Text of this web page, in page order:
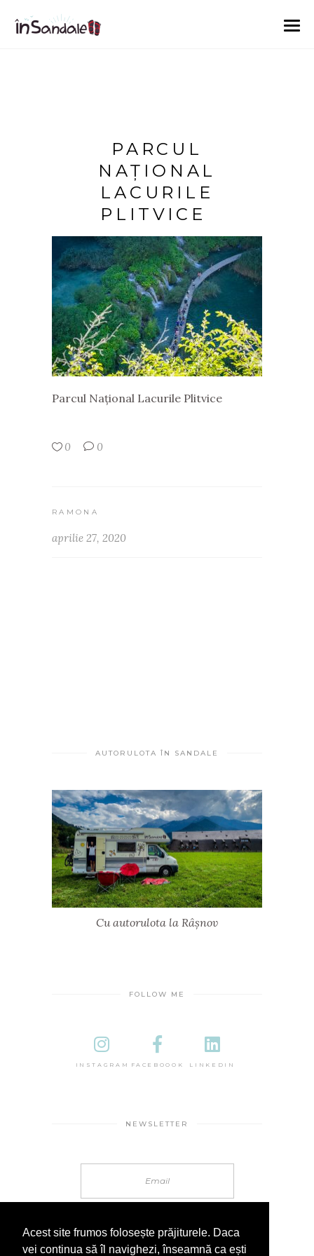
PARCUL
NAȚIONAL
LACURILE
PLITVICE
Parcul Național Lacurile Plitvice
0 0
RAMONA
aprilie 27, 2020
AUTORULOTA ÎN SANDALE
Cu autorulota la Râșnov
FOLLOW ME
INSTAGRAM FACEBOOOK LINKEDIN
NEWSLETTER
Acest site frumos folosește prăjiturele. Daca
vei continua să îl navighezi, înseamnă ca ești